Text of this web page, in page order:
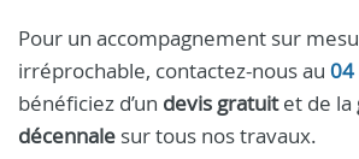
Pour un accompagnement sur
irréprochable, contactez-nous au 04
bénéficiez d’un devis gratuitet de la
décennale sur tous nos travaux.